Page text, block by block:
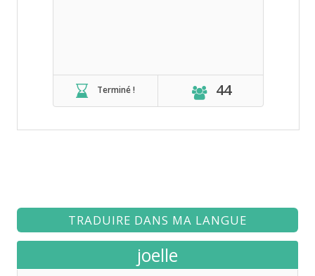
Terminé ! 44
TRADUIRE DANS MA LANGUE
joelle